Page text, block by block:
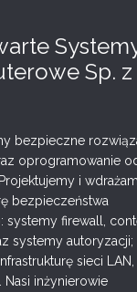
Sp. z
bezpieczne
oprogramowanie
i
bezpieczeństwa
systemy firewall,
systemy autoryzacji;
sieci LAN,
Nasi inżynierowie